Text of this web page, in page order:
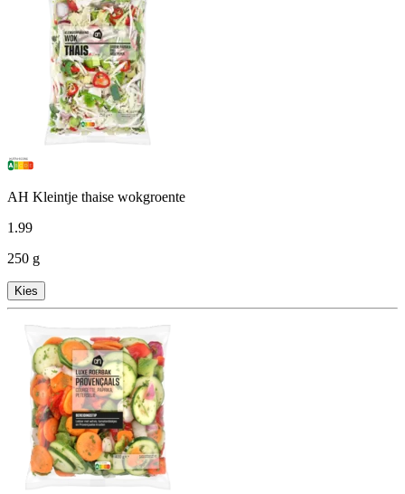
AH Kleintje thaise wokgroente
1.99
250 g
Kies